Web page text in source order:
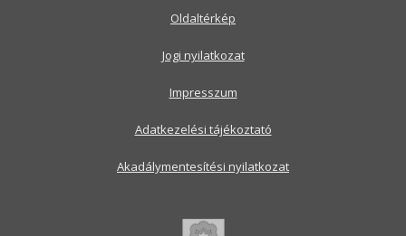
Oldaltérkép
Jogi nyilatkozat
Impresszum
Adatkezelési tájékoztató
Akadálymentesítési nyilatkozat